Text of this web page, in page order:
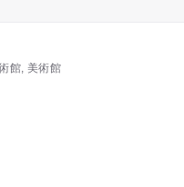
館, 美術館